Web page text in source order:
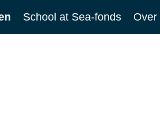
School at Sea-fonds Over